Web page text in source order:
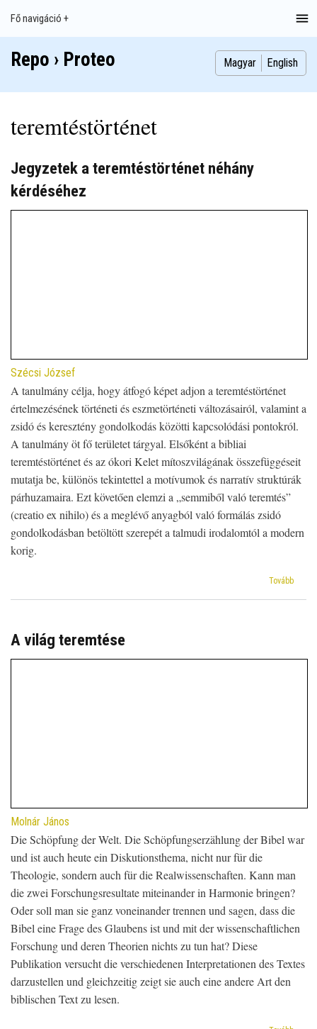
Main
navigation
Fő navigáció +
Index
Publikációk
Szakdolgozatok
Képek
Szerzők
Repo › Proteo Magyar English
teremtéstörténet
Jegyzetek a teremtéstörténet néhány
kérdéséhez
Szécsi József
A tanulmány célja, hogy átfogó képet adjon a teremtéstörténet
értelmezésének történeti és eszmetörténeti változásairól, valamint a
zsidó és keresztény gondolkodás közötti kapcsolódási pontokról.
A tanulmány öt fő területet tárgyal. Elsőként a bibliai
teremtéstörténet és az ókori Kelet mítoszvilágának összefüggéseit
mutatja be, különös tekintettel a motívumok és narratív struktúrák
párhuzamaira. Ezt követően elemzi a „semmiből való teremtés”
(creatio ex nihilo) és a meglévő anyagból való formálás zsidó
gondolkodásban betöltött szerepét a talmudi irodalomtól a modern
korig.
Tovább
A világ teremtése
Molnár János
Die Schöpfung der Welt. Die Schöpfungserzählung der Bibel war
und ist auch heute ein Diskutionsthema, nicht nur für die
Theologie, sondern auch für die Realwissenschaften. Kann man
die zwei Forschungsresultate miteinander in Harmonie bringen?
Oder soll man sie ganz voneinander trennen und sagen, dass die
Bibel eine Frage des Glaubens ist und mit der wissenschaftlichen
Forschung und deren Theorien nichts zu tun hat? Diese
Publikation versucht die verschiedenen Interpretationen des Textes
darzustellen und gleichzeitig zeigt sie auch eine andere Art den
biblischen Text zu lesen.